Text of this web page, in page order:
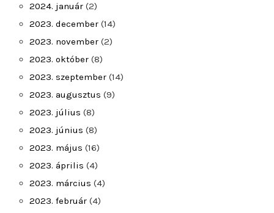
2024. január (2)
2023. december (14)
2023. november (2)
2023. október (8)
2023. szeptember (14)
2023. augusztus (9)
2023. július (8)
2023. június (8)
2023. május (16)
2023. április (4)
2023. március (4)
2023. február (4)